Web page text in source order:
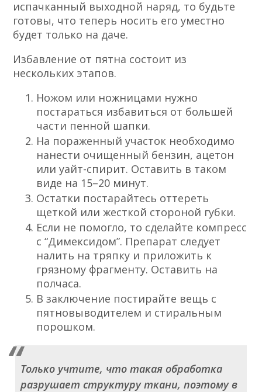
испачканный выходной наряд, то будьте
готовы, что теперь носить его уместно
будет только на даче.
Избавление от пятна состоит из
нескольких этапов.
Ножом или ножницами нужно
постараться избавиться от большей
части пенной шапки.
На пораженный участок необходимо
нанести очищенный бензин, ацетон
или уайт-спирит. Оставить в таком
виде на 15–20 минут.
Остатки постарайтесь оттереть
щеткой или жесткой стороной губки.
Если не помогло, то сделайте компресс
с “Димексидом”. Препарат следует
налить на тряпку и приложить к
грязному фрагменту. Оставить на
полчаса.
В заключение постирайте вещь с
пятновыводителем и стиральным
порошком.
Только учтите, что такая обработка
разрушает структуру ткани, поэтому в